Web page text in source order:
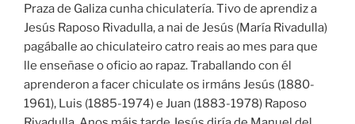
Praza de Galiza cunha chiculatería. Tivo de aprendiz a
Jesús Raposo Rivadulla, a nai de Jesús (María Rivadulla)
pagáballe ao chiculateiro catro reais ao mes para que
lle enseñase o oficio ao rapaz. Traballando con él
aprenderon a facer chiculate os irmáns Jesús (1880-
1961), Luis (1885-1974) e Juan (1883-1978) Raposo